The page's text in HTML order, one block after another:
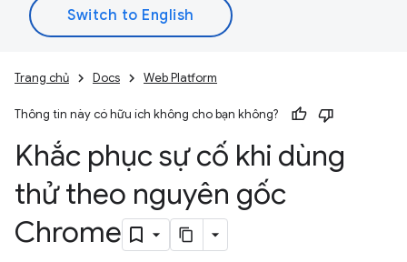
Trang chủ Docs Web Platform
Thông tin này có hữu ích không cho bạn không?
Khắc phục sự cố khi dùng
thử theo nguyên gốc
Chrome